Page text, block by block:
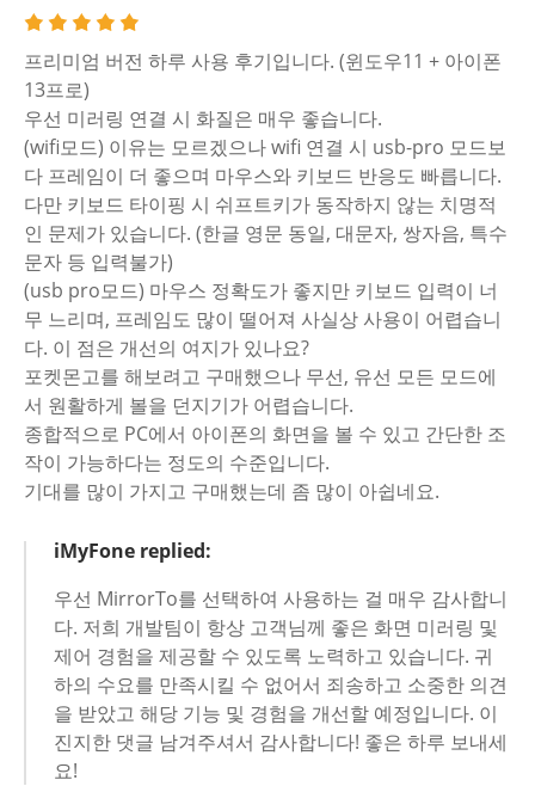
프리미엄 버전 하루 사용 후기입니다. (윈도우11 + 아이폰
13프로)
우선 미러링 연결 시 화질은 매우 좋습니다.
(wifi모드) 이유는 모르겠으나 wifi 연결 시 usb-pro 모드보
다 프레임이 더 좋으며 마우스와 키보드 반응도 빠릅니다.
다만 키보드 타이핑 시 쉬프트키가 동작하지 않는 치명적
인 문제가 있습니다. (한글 영문 동일, 대문자, 쌍자음, 특수
문자 등 입력불가)
(usb pro모드) 마우스 정확도가 좋지만 키보드 입력이 너
무 느리며, 프레임도 많이 떨어져 사실상 사용이 어렵습니
다. 이 점은 개선의 여지가 있나요?
포켓몬고를 해보려고 구매했으나 무선, 유선 모든 모드에
서 원활하게 볼을 던지기가 어렵습니다.
종합적으로 PC에서 아이폰의 화면을 볼 수 있고 간단한 조
작이 가능하다는 정도의 수준입니다.
기대를 많이 가지고 구매했는데 좀 많이 아쉽네요.
iMyFone replied:
우선 MirrorTo를 선택하여 사용하는 걸 매우 감사합니
다. 저희 개발팀이 항상 고객님께 좋은 화면 미러링 및
제어 경험을 제공할 수 있도록 노력하고 있습니다. 귀
하의 수요를 만족시킬 수 없어서 죄송하고 소중한 의견
을 받았고 해당 기능 및 경험을 개선할 예정입니다. 이
진지한 댓글 남겨주셔서 감사합니다! 좋은 하루 보내세
요!